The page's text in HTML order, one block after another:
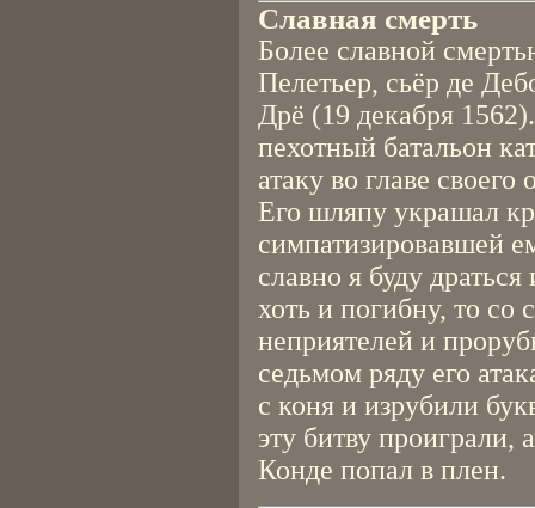
Славная смерть
Более славной
Пелетьер, сьёр де
Дрё (19 декабря
пехотный батальон
атаку во главе
Его шляпу украшал
симпатизировавшей
славно я буду
хоть и погибну, то со
неприятелей и
седьмом ряду его
с коня и изрубили
эту битву
Конде попал в плен.